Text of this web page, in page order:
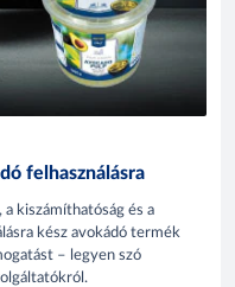
felhasználásra
kiszámíthatóság és a
kész avokádó termék
– legyen szó